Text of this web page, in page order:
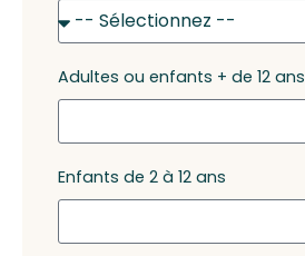
Adultes ou enfants + de 12 ans
Enfants de 2 à 12 ans